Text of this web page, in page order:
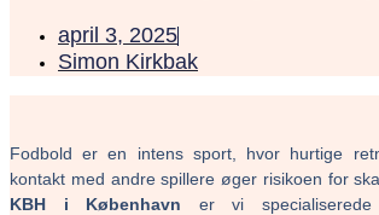
april 3, 2025
Simon Kirkbak
Fodbold er en intens sport, hvor hurtige
kontakt med andre spillere øger risikoen for
KBH i København er vi